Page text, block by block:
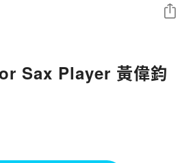
Sax Player 黃偉鈞
分享